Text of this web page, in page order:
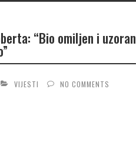
“Bio omiljen i uzoran
VIJESTI NO COMMENTS